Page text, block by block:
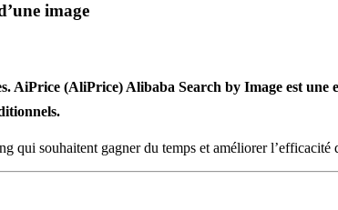
image
AiPrice (AliPrice) Alibaba Search by Image est une
qui souhaitent gagner du temps et améliorer l’efficacité